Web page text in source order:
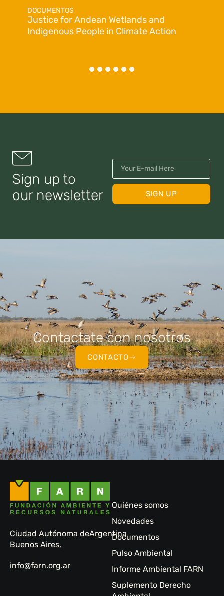
DOCUMENTOS
Justice for Andean Wetlands and
Indigenous People in Climate Action
Sign up to
our newsletter
SIGN UP
Contactate con nosotros
CONTACTO
Ciudad Autónoma de
Buenos Aires,
Argentina
info@farn.org.ar
Quiénes somos
Novedades
Documentos
Pulso Ambiental
Informe Ambiental FARN
Suplemento Derecho